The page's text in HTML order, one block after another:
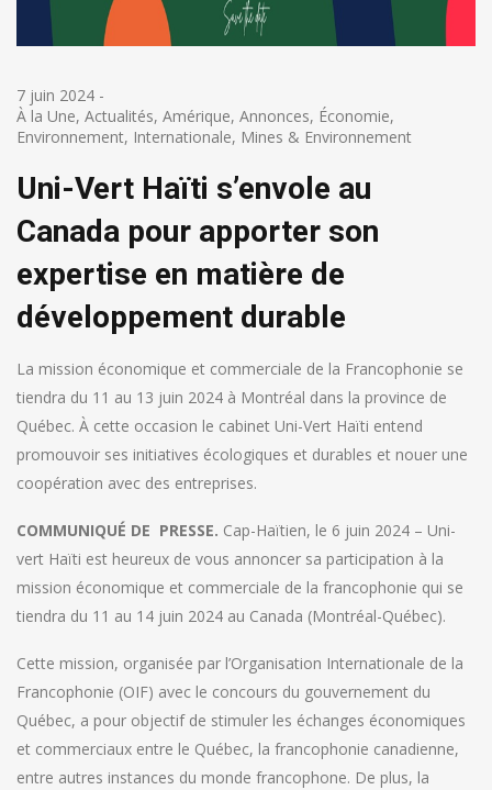
7 juin 2024 -
À la Une, Actualités, Amérique, Annonces, Économie,
Environnement, Internationale, Mines & Environnement
Uni-Vert Haïti s’envole au
Canada pour apporter son
expertise en matière de
développement durable
La mission économique et commerciale de la Francophonie se
tiendra du 11 au 13 juin 2024 à Montréal dans la province de
Québec. À cette occasion le cabinet Uni-Vert Haïti entend
promouvoir ses initiatives écologiques et durables et nouer une
coopération avec des entreprises.
COMMUNIQUÉ DE PRESSE. Cap-Haïtien, le 6 juin 2024 – Uni-
vert Haïti est heureux de vous annoncer sa participation à la
mission économique et commerciale de la francophonie qui se
tiendra du 11 au 14 juin 2024 au Canada (Montréal-Québec).
Cette mission, organisée par l’Organisation Internationale de la
Francophonie (OIF) avec le concours du gouvernement du
Québec, a pour objectif de stimuler les échanges économiques
et commerciaux entre le Québec, la francophonie canadienne,
entre autres instances du monde francophone. De plus, la